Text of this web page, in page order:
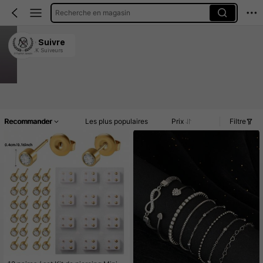
Recherche en magasin
66JY Fashion Jewelry
4.91
Suivre
1.1K Suiveurs
Recommander Les plus populaires Prix Filtre